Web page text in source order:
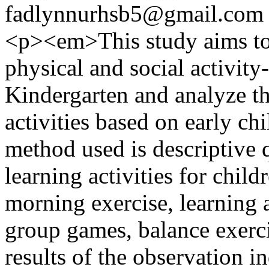
fadlynnurhsb5@gmail.com
<p><em>This study aims
physical and social
Kindergarten and analyze
activities based on early
method used is
learning activities for
morning exercise, learning
group games, balance
results of the observation